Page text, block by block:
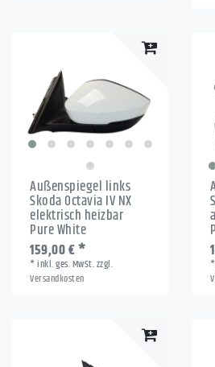
Außenspiegel links
Skoda Octavia IV NX
elektrisch heizbar
Pure White
159,00 € *
*inkl. ges. MwSt.zzgl.
Versandkosten